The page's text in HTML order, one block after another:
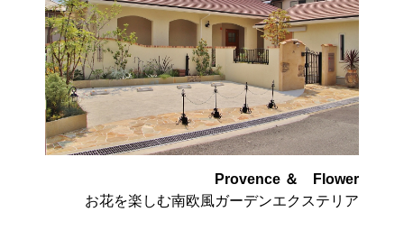
Provence ＆ Flower
お花を楽しむ南欧風ガーデンエクステリア